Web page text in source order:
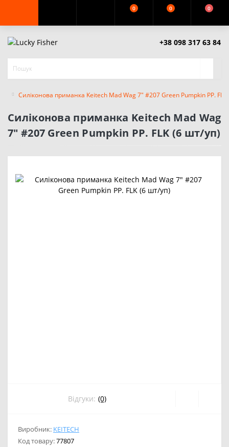
0 0 0
+38 098 317 63 84
Силіконова приманка Keitech Mad Wag 7" #207 Green Pumpkin PP.
Силіконова приманка Keitech Mad Wag
7" #207 Green Pumpkin PP. FLK (6 шт/уп)
Відгуки: (0)
Виробник: KEITECH
Код товару:77807